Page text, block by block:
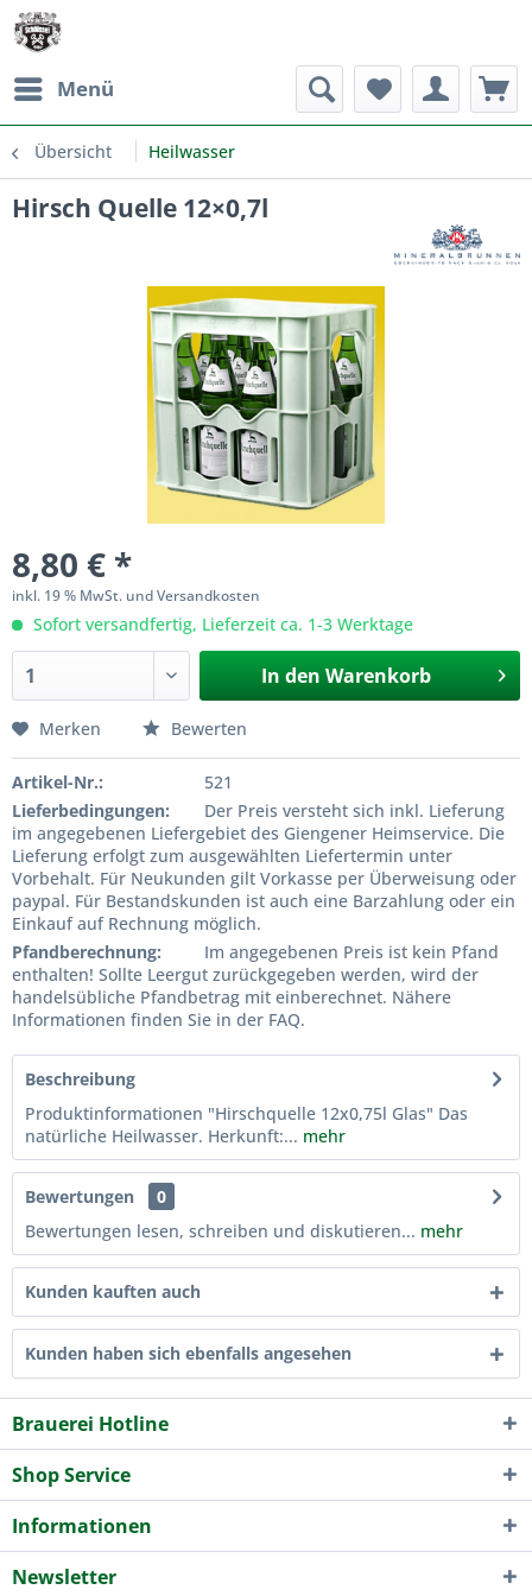
Menü
Übersicht Heilwasser
Hirsch Quelle 12×0,7l
8,80 € *
inkl. 19 % MwSt. und Versandkosten
Sofort versandfertig, Lieferzeit ca. 1-3 Werktage
In den Warenkorb
Merken Bewerten
Artikel-Nr.:
521
Lieferbedingungen:
Der Preis versteht sich inkl. Lieferung
im angegebenen Liefergebiet des Giengener Heimservice. Die
Lieferung erfolgt zum ausgewählten Liefertermin unter
Vorbehalt. Für Neukunden gilt Vorkasse per Überweisung oder
paypal. Für Bestandskunden ist auch eine Barzahlung oder ein
Einkauf auf Rechnung möglich.
Pfandberechnung:
Im angegebenen Preis ist kein Pfand
enthalten! Sollte Leergut zurückgegeben werden, wird der
handelsübliche Pfandbetrag mit einberechnet. Nähere
Informationen finden Sie in der FAQ.
Beschreibung
Produktinformationen "Hirschquelle 12x0,75l Glas" Das
natürliche Heilwasser. Herkunft:... mehr
Bewertungen
0
Bewertungen lesen, schreiben und diskutieren... mehr
Kunden kauften auch
Kunden haben sich ebenfalls angesehen
Brauerei Hotline
Shop Service
Informationen
Newsletter